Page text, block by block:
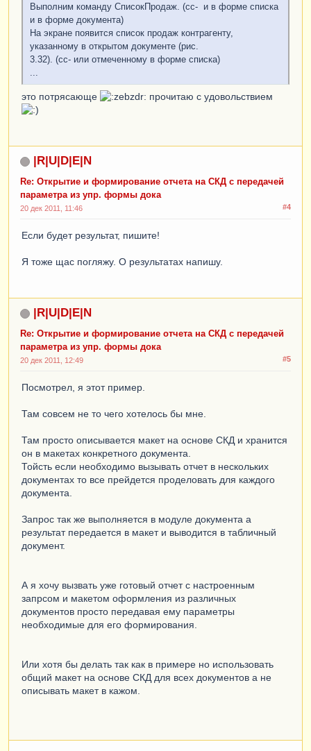
Выполним команду СписокПродаж. (сс- и в форме списка
и в форме документа)
На экране появится список продаж контрагенту,
указанному в открытом документе (рис.
3.32). (сс- или отмеченному в форме списка)
...
это потрясающе прочитаю с удовольствием
|R|U|D|E|N
Re: Открытие и формирование отчета на СКД с передачей
параметра из упр. формы дока
#4
20 дек 2011, 11:46
Если будет результат, пишите!
Я тоже щас погляжу. О результатах напишу.
|R|U|D|E|N
Re: Открытие и формирование отчета на СКД с передачей
параметра из упр. формы дока
#5
20 дек 2011, 12:49
Посмотрел, я этот пример.
Там совсем не то чего хотелось бы мне.
Там просто описывается макет на основе СКД и хранится
он в макетах конкретного документа.
Тойсть если необходимо вызывать отчет в нескольких
документах то все прейдется проделовать для каждого
документа.
Запрос так же выполняется в модуле документа а
результат передается в макет и выводится в табличный
документ.
А я хочу вызвать уже готовый отчет с настроенным
запрсом и макетом оформления из различных
документов просто передавая ему параметры
необходимые для его формирования.
Или хотя бы делать так как в примере но использовать
общий макет на основе СКД для всех документов а не
описывать макет в кажом.